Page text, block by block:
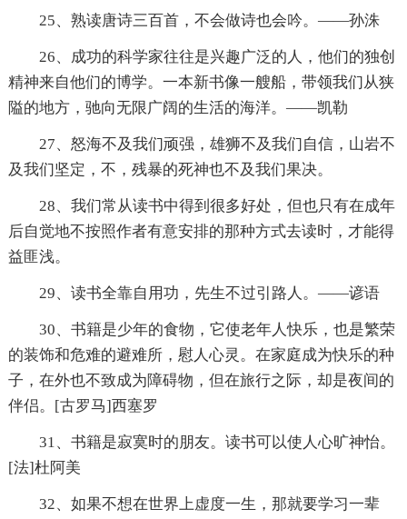
25、熟读唐诗三百首，不会做诗也会吟。——孙洙
26、成功的科学家往往是兴趣广泛的人，他们的独创
精神来自他们的博学。一本新书像一艘船，带领我们从狭
隘的地方，驰向无限广阔的生活的海洋。——凯勒
27、怒海不及我们顽强，雄狮不及我们自信，山岩不
及我们坚定，不，残暴的死神也不及我们果决。
28、我们常从读书中得到很多好处，但也只有在成年
后自觉地不按照作者有意安排的那种方式去读时，才能得
益匪浅。
29、读书全靠自用功，先生不过引路人。——谚语
30、书籍是少年的食物，它使老年人快乐，也是繁荣
的装饰和危难的避难所，慰人心灵。在家庭成为快乐的种
子，在外也不致成为障碍物，但在旅行之际，却是夜间的
伴侣。[古罗马]西塞罗
31、书籍是寂寞时的朋友。读书可以使人心旷神怡。
[法]杜阿美
32、如果不想在世界上虚度一生，那就要学习一辈